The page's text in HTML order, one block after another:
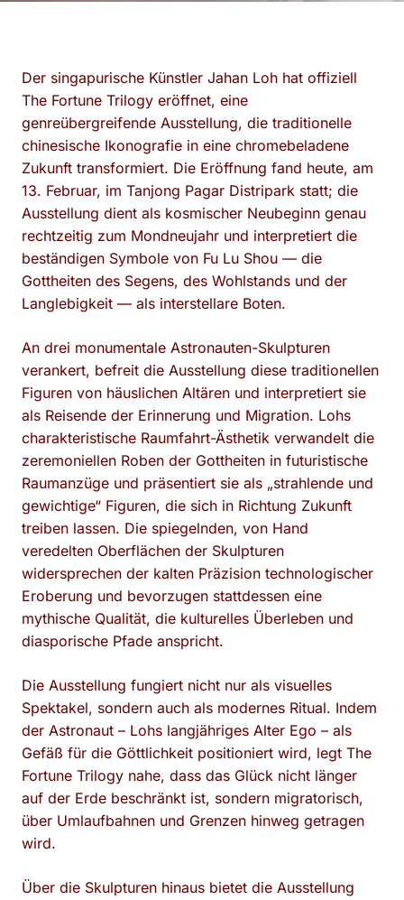
Der singapurische Künstler Jahan Loh hat offiziell
The Fortune Trilogy eröffnet, eine
genreübergreifende Ausstellung, die traditionelle
chinesische Ikonografie in eine chromebeladene
Zukunft transformiert. Die Eröffnung fand heute, am
13. Februar, im Tanjong Pagar Distripark statt; die
Ausstellung dient als kosmischer Neubeginn genau
rechtzeitig zum Mondneujahr und interpretiert die
beständigen Symbole von Fu Lu Shou — die
Gottheiten des Segens, des Wohlstands und der
Langlebigkeit — als interstellare Boten.
An drei monumentale Astronauten-Skulpturen
verankert, befreit die Ausstellung diese traditionellen
Figuren von häuslichen Altären und interpretiert sie
als Reisende der Erinnerung und Migration. Lohs
charakteristische Raumfahrt-Ästhetik verwandelt die
zeremoniellen Roben der Gottheiten in futuristische
Raumanzüge und präsentiert sie als „strahlende und
gewichtige“ Figuren, die sich in Richtung Zukunft
treiben lassen. Die spiegelnden, von Hand
veredelten Oberflächen der Skulpturen
widersprechen der kalten Präzision technologischer
Eroberung und bevorzugen stattdessen eine
mythische Qualität, die kulturelles Überleben und
diasporische Pfade anspricht.
Die Ausstellung fungiert nicht nur als visuelles
Spektakel, sondern auch als modernes Ritual. Indem
der Astronaut – Lohs langjähriges Alter Ego – als
Gefäß für die Göttlichkeit positioniert wird, legt The
Fortune Trilogy nahe, dass das Glück nicht länger
auf der Erde beschränkt ist, sondern migratorisch,
über Umlaufbahnen und Grenzen hinweg getragen
wird.
Über die Skulpturen hinaus bietet die Ausstellung